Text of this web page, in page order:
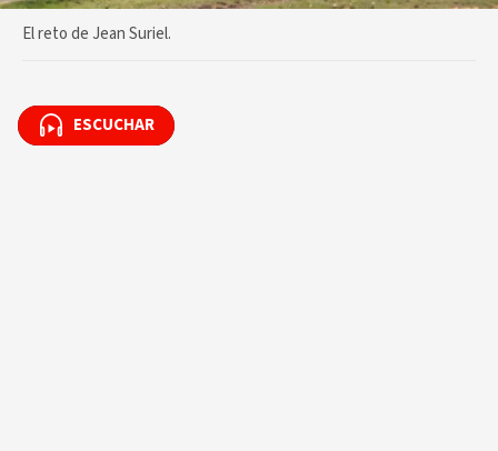
El reto de Jean Suriel.
ESCUCHAR
ESCUCHAR